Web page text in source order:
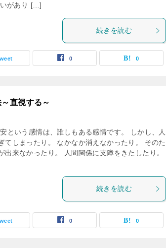
いがあり […]
続きを読む
0 0
直視する～
という感情は、誰しもある感情です。 しかし、人
てしまったり。 なかなか消えなかったり。 そのた
出来なかったり。 人間関係に支障をきたしたり。
続きを読む
0 0